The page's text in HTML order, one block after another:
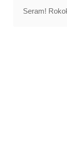
Seram!